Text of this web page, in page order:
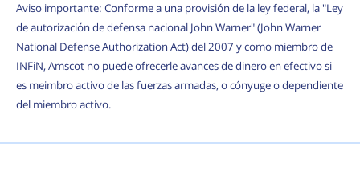
Aviso importante: Conforme a una provisión de la ley federal, la "Ley
de autorización de defensa nacional John Warner" (John Warner
National Defense Authorization Act) del 2007 y como miembro de
INFiN, Amscot no puede ofrecerle avances de dinero en efectivo si
es meimbro activo de las fuerzas armadas, o cónyuge o dependiente
del miembro activo.